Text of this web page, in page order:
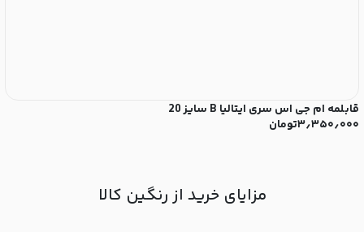
قابلمه ام جی اس سری ایتالیا B سایز 20
۳٫۳۵۰٫۰۰۰تومان
مزایای خرید از رنگین کالا